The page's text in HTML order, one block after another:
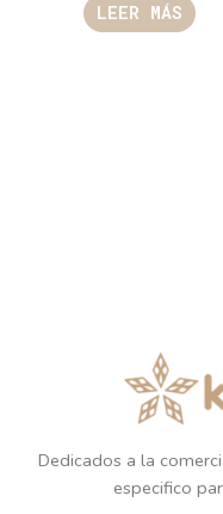
LEER MÁS
Dedicados a la
especifico